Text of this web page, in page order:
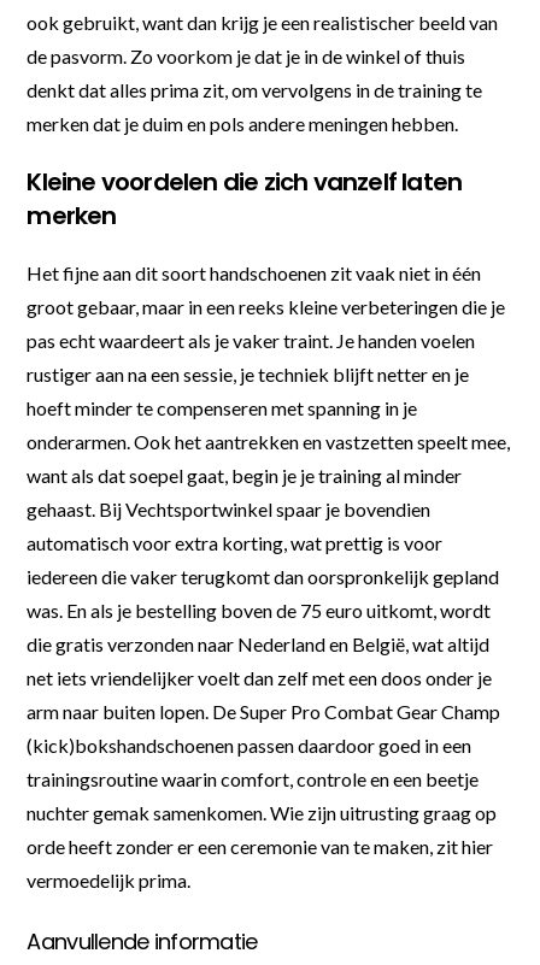
ook gebruikt, want dan krijg je een realistischer beeld van
de pasvorm. Zo voorkom je dat je in de winkel of thuis
denkt dat alles prima zit, om vervolgens in de training te
merken dat je duim en pols andere meningen hebben.
Kleine voordelen die zich vanzelf laten
merken
Het fijne aan dit soort handschoenen zit vaak niet in één
groot gebaar, maar in een reeks kleine verbeteringen die je
pas echt waardeert als je vaker traint. Je handen voelen
rustiger aan na een sessie, je techniek blijft netter en je
hoeft minder te compenseren met spanning in je
onderarmen. Ook het aantrekken en vastzetten speelt mee,
want als dat soepel gaat, begin je je training al minder
gehaast. Bij Vechtsportwinkel spaar je bovendien
automatisch voor extra korting, wat prettig is voor
iedereen die vaker terugkomt dan oorspronkelijk gepland
was. En als je bestelling boven de 75 euro uitkomt, wordt
die gratis verzonden naar Nederland en België, wat altijd
net iets vriendelijker voelt dan zelf met een doos onder je
arm naar buiten lopen. De Super Pro Combat Gear Champ
(kick)bokshandschoenen passen daardoor goed in een
trainingsroutine waarin comfort, controle en een beetje
nuchter gemak samenkomen. Wie zijn uitrusting graag op
orde heeft zonder er een ceremonie van te maken, zit hier
vermoedelijk prima.
Aanvullende informatie